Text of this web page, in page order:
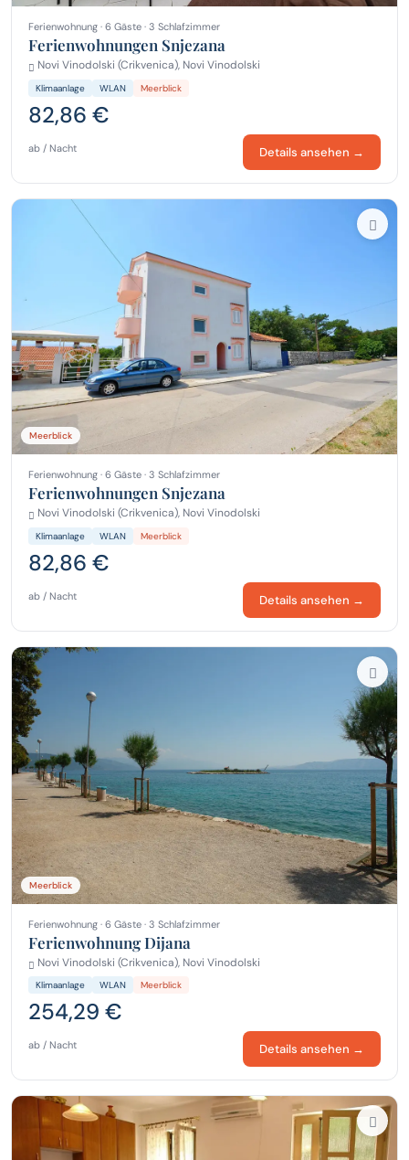
Ferienwohnung · 6 Gäste · 3 Schlafzimmer
Ferienwohnungen Snjezana
Novi Vinodolski (Crikvenica), Novi Vinodolski
Klimaanlage WLAN Meerblick
82,86 €
ab / Nacht Details ansehen →
Meerblick
Ferienwohnung · 6 Gäste · 3 Schlafzimmer
Ferienwohnungen Snjezana
Novi Vinodolski (Crikvenica), Novi Vinodolski
Klimaanlage WLAN Meerblick
82,86 €
ab / Nacht Details ansehen →
Meerblick
Ferienwohnung · 6 Gäste · 3 Schlafzimmer
Ferienwohnung Dijana
Novi Vinodolski (Crikvenica), Novi Vinodolski
Klimaanlage WLAN Meerblick
254,29 €
ab / Nacht Details ansehen →